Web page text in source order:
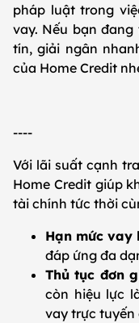
pháp luật trong
vay. Nếu bạn
tín, giải ngân
của Home Credit
----
Với lãi suất cạnh
Home Credit giúp
tài chính tức thời
Hạn mức vay
đáp ứng đa
Thủ tục đơn
còn hiệu lực
vay trực tuyến